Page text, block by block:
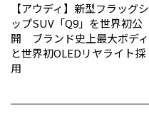
【アウディ】新型フラッグシ
ップSUV「Q9」を世界初公
開 ブランド史上最大ボディ
と世界初OLEDリヤライト採
用